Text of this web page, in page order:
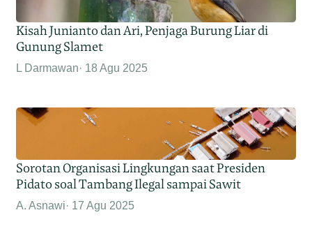
Kisah Junianto dan Ari, Penjaga Burung Liar di
Gunung Slamet
L Darmawan 18 Agu 2025
Sorotan Organisasi Lingkungan saat Presiden
Pidato soal Tambang Ilegal sampai Sawit
A. Asnawi 17 Agu 2025